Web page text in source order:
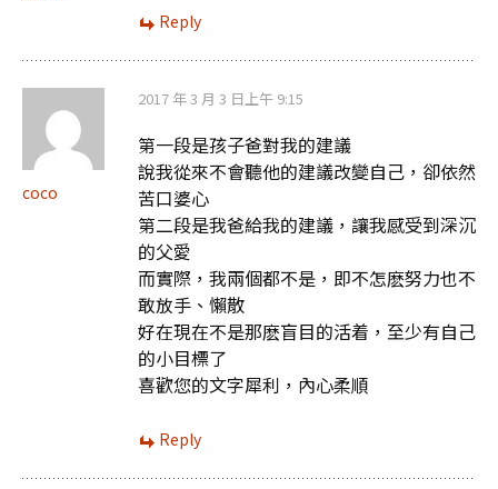
Reply
coco
2017 年 3 月 3 日上午 9:15
第一段是孩子爸對我的建議
說我從來不會聽他的建議改變自己，卻依然
苦口婆心
第二段是我爸給我的建議，讓我感受到深沉
的父愛
而實際，我兩個都不是，即不怎麽努力也不
敢放手、懶散
好在現在不是那麽盲目的活着，至少有自己
的小目標了
喜歡您的文字犀利，內心柔順
Reply